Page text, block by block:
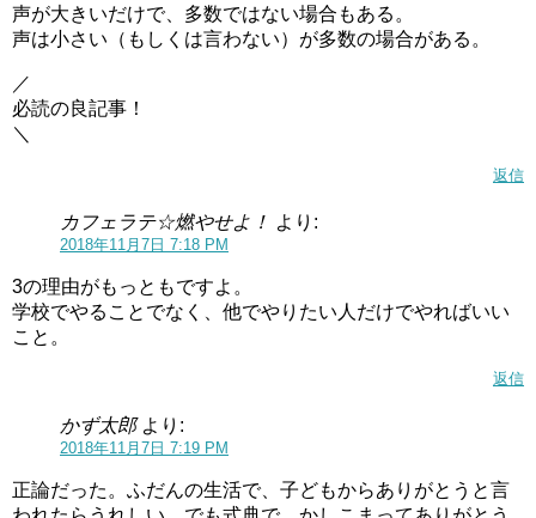
声が大きいだけで、多数ではない場合もある。
声は小さい（もしくは言わない）が多数の場合がある。
／
必読の良記事！
＼
返信
カフェラテ☆燃やせよ！ より:
2018年11月7日 7:18 PM
3の理由がもっともですよ。
学校でやることでなく、他でやりたい人だけでやればいい
こと。
返信
かず太郎 より:
2018年11月7日 7:19 PM
正論だった。ふだんの生活で、子どもからありがとうと言